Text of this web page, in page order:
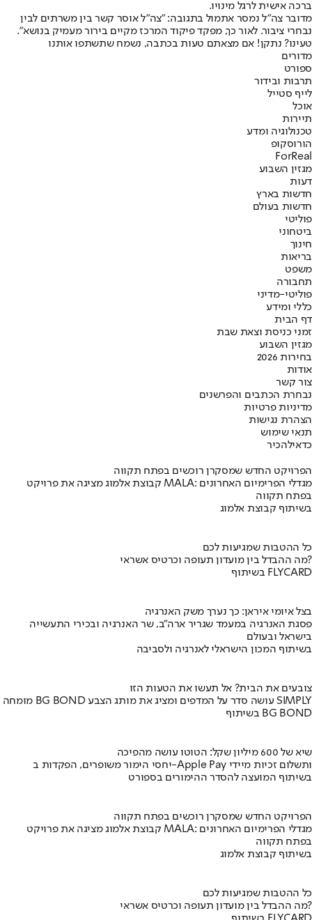
ברכה אישית לרגל מינויו.
מדובר צה"ל נמסר אתמול בתגובה: "צה"ל אוסר קשר בין משרתים לבין
נבחרי ציבור. לאור כך, מפקד פיקוד המרכז מקיים בירור מעמיק בנושא".
טעינו? נתקן! אם מצאתם טעות בכתבה, נשמח שתשתפו אותנו
מדורים
ספורט
תרבות ובידור
לייף סטייל
אוכל
תיירות
טכנולוגיה ומדע
הורוסקופ
ForReal
מגזין השבוע
דעות
חדשות בארץ
חדשות בעולם
פוליטי
ביטחוני
חינוך
בריאות
משפט
תחבורה
פוליטי-מדיני
כללי ומידע
דף הבית
זמני כניסת וצאת שבת
מגזין השבוע
בחירות 2026
אודות
צור קשר
נבחרת הכתבים והפרשנים
מדיניות פרטיות
הצהרת נגישות
תנאי שימוש
כדאילהכיר
הפרויקט החדש שמסקרן רוכשים בפתח תקווה
קבוצת אלמוג מציגה את פרויקט MALA: מגדלי הפרימיום האחרונים
בפתח תקווה
בשיתוף קבוצת אלמוג
כל ההטבות שמגיעות לכם
מה ההבדל בין מועדון תעופה וכרטיס אשראי?
בשיתוף FLYCARD
בצל איומי איראן: כך נערך משק האנרגיה
פסגת האנרגיה במעמד שגריר ארה"ב, שר האנרגיה ובכירי התעשייה
בישראל ובעולם
בשיתוף המכון הישראלי לאנרגיה ולסביבה
צובעים את הבית? אל תעשו את הטעות הזו
מומחה BG BOND עושה סדר על המדפים ומציג את מותג הצבע SIMPLY
בשיתוף BG BOND
שיא של 600 מיליון שקל: הטוטו עושה מהפיכה
יחסי הימור משופרים, הפקדות ב-Apple Pay ותשלום זכיות מיידי
בשיתוף המועצה להסדר ההימורים בספורט
הפרויקט החדש שמסקרן רוכשים בפתח תקווה
קבוצת אלמוג מציגה את פרויקט MALA: מגדלי הפרימיום האחרונים
בפתח תקווה
בשיתוף קבוצת אלמוג
כל ההטבות שמגיעות לכם
מה ההבדל בין מועדון תעופה וכרטיס אשראי?